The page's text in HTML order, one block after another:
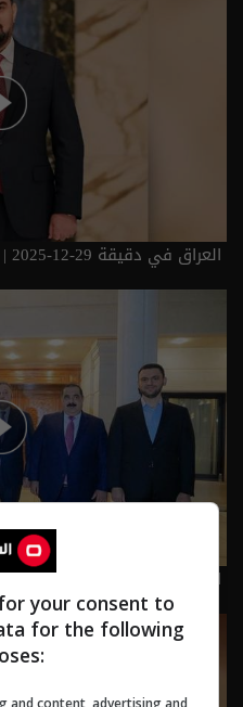
العراق في دقيقة 29-12-2025 | 2025
العراق في دقيقة 28-12-2025 | 2025
your consent to
for the following
and content, advertising and